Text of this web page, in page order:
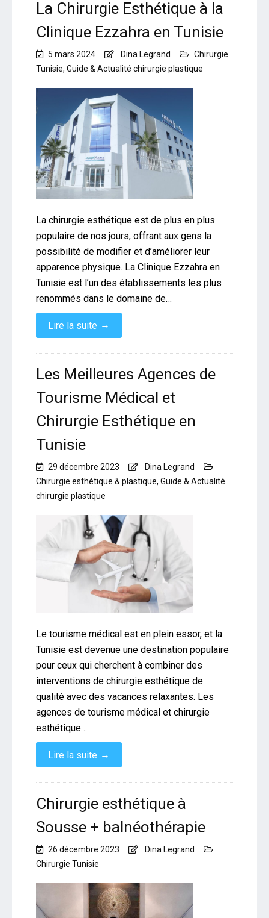
La Chirurgie Esthétique à la
Clinique Ezzahra en Tunisie
5 mars 2024 Dina Legrand
Chirurgie
Tunisie, Guide & Actualité chirurgie plastique
La chirurgie esthétique est de plus en plus
populaire de nos jours, offrant aux gens la
possibilité de modifier et d’améliorer leur
apparence physique. La Clinique Ezzahra en
Tunisie est l’un des établissements les plus
renommés dans le domaine de…
Lire la suite →
Les Meilleures Agences de
Tourisme Médical et
Chirurgie Esthétique en
Tunisie
29 décembre 2023
Dina Legrand
Chirurgie esthétique & plastique, Guide & Actualité
chirurgie plastique
Le tourisme médical est en plein essor, et la
Tunisie est devenue une destination populaire
pour ceux qui cherchent à combiner des
interventions de chirurgie esthétique de
qualité avec des vacances relaxantes. Les
agences de tourisme médical et chirurgie
esthétique…
Lire la suite →
Chirurgie esthétique à
Sousse + balnéothérapie
26 décembre 2023
Dina Legrand
Chirurgie Tunisie